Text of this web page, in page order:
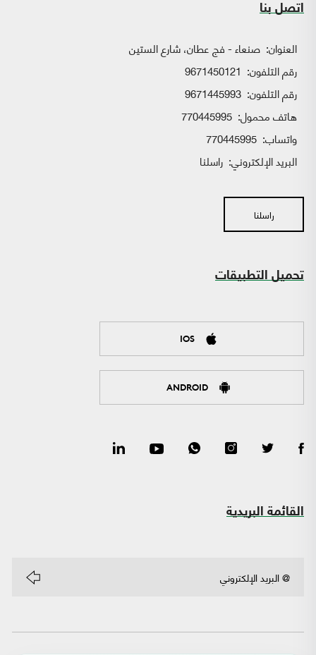
اتصل بنا
العنوان: صنعاء - فج عطان، شارع الستين
رقم التلفون: 9671450121
رقم التلفون: 9671445993
هاتف محمول: 770445995
واتساب:
البريد الإلكتروني: راسلنا
راسلنا
تحميل التطبيقات
IOS
ANDROID
القائمة البريدية